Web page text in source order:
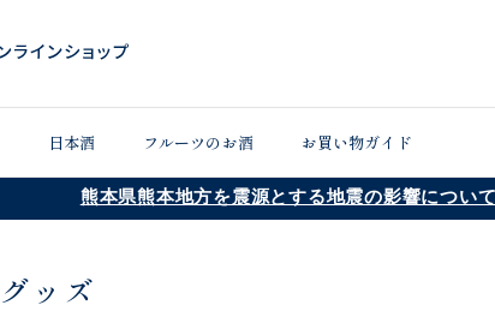
日本酒 フルーツのお酒 お買い物ガイド
熊本県熊本地方を震源とする地震の影響について
グッズ